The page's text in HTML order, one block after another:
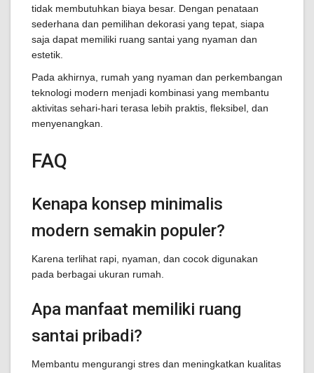
tidak membutuhkan biaya besar. Dengan penataan
sederhana dan pemilihan dekorasi yang tepat, siapa
saja dapat memiliki ruang santai yang nyaman dan
estetik.
Pada akhirnya, rumah yang nyaman dan perkembangan
teknologi modern menjadi kombinasi yang membantu
aktivitas sehari-hari terasa lebih praktis, fleksibel, dan
menyenangkan.
FAQ
Kenapa konsep minimalis
modern semakin populer?
Karena terlihat rapi, nyaman, dan cocok digunakan
pada berbagai ukuran rumah.
Apa manfaat memiliki ruang
santai pribadi?
Membantu mengurangi stres dan meningkatkan kualitas